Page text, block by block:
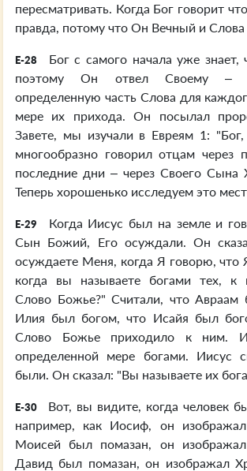
пересматривать. Когда Бог говорит
правда, потому что Он Вечный и
E-28
Бог с самого начала уже знает,
поэтому Он отвел Своему –
определенную часть Слова для
мере их прихода. Он посылал
Завете, мы изучали в Евреям 1:
многообразно говорил отцам через
последние дни – через Своего Сына
Теперь хорошенько исследуем это
E-29
Когда Иисус был на земле и
Сын Божий, Его осуждали. Он
осуждаете Меня, когда Я говорю,
когда вы называете богами тех, к
Слово Божье?" Считали, что Авраам
Илия был богом, что Исайя был
Слово Божье приходило к ним.
определенной мере богами. Иисус
были. Он сказал: "Вы называете их
E-30
Вот, вы видите, когда человек
например, как Иосиф, он
Моисей был помазан, он изображал
Давид был помазан, он изображал